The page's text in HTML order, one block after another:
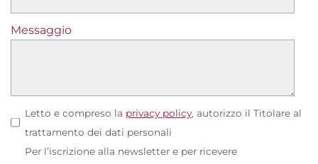
Messaggio
Letto e compreso la privacy policy, autorizzo il Titolare al
trattamento dei dati personali
Per l’iscrizione alla newsletter e per ricevere